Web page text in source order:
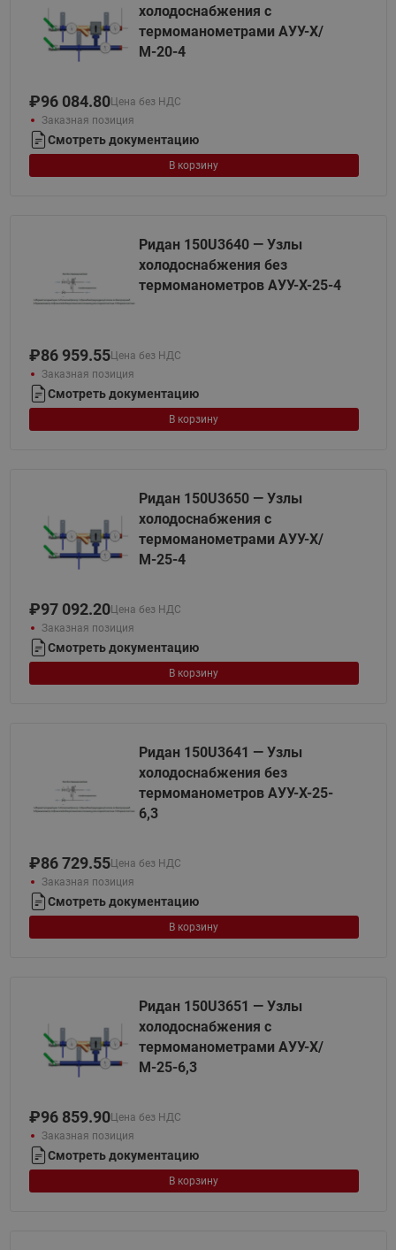
холодоснабжения с
термоманометрами АУУ-Х/
М-20-4
₽96 084.80Цена без НДС
Заказная позиция
Смотреть документацию
В корзину
Ридан 150U3640 — Узлы
холодоснабжения без
термоманометров АУУ-Х-25-4
₽86 959.55Цена без НДС
Заказная позиция
Смотреть документацию
В корзину
Ридан 150U3650 — Узлы
холодоснабжения с
термоманометрами АУУ-Х/
М-25-4
₽97 092.20Цена без НДС
Заказная позиция
Смотреть документацию
В корзину
Ридан 150U3641 — Узлы
холодоснабжения без
термоманометров АУУ-Х-25-
6,3
₽86 729.55Цена без НДС
Заказная позиция
Смотреть документацию
В корзину
Ридан 150U3651 — Узлы
холодоснабжения с
термоманометрами АУУ-Х/
М-25-6,3
₽96 859.90Цена без НДС
Заказная позиция
Смотреть документацию
В корзину